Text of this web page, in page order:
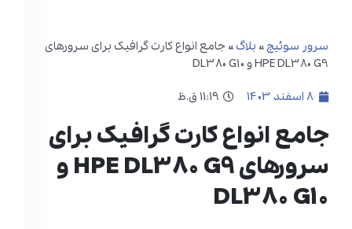
سرور سوئیچ » بلاگ » جامع انواع کارت گرافیک برای سرورهای
HPE DL380 G9 و DL380 G10
8 اسفند 1403 11:19 ق.ظ
جامع انواع کارت گرافیک برای
سرورهای HPE DL380 G9 و
DL380 G10